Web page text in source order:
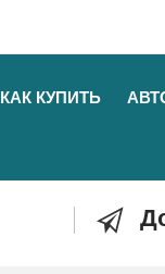
КАК КУПИТЬ